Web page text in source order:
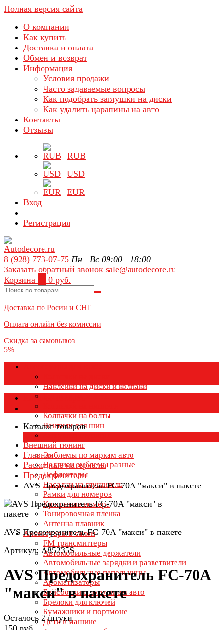
Полная версия сайта
О компании
Как купить
Доставка и оплата
Обмен и возврат
Информация
Условия продажи
Часто задаваемые вопросы
Как подобрать заглушки на диски
Как удалить царапины на авто
Контакты
Отзывы
RUB
USD
EUR
Вход
Регистрация
8 (928) 773-07-75 Пн—Вс 09:00—18:00
Заказать обратный звонок sale@autodecore.ru
Корзина
0 руб.
Доставка по Росии и СНГ
Оплата онлайн без комиссии
Скидка за самовывоз
5%
Наклейки на диски и колпаки
Колпаки на колеса
Колпачки на болты
Вентили для шин
Внешний тюнинг
Эмблемы по маркам авто
Надписи эмблемы разные
Дефлекторы
Насадки на глушитель
Рамки для номеров
Крепление номера
Тонировочная пленка
Антенна плавник
Аксессуары в салон
FM трансмиттеры
Автомобильные держатели
Автомобильные зарядки и разветвители
Автомобильные пепельницы
Ароматизаторы
Бейсболки с логотипом авто
Брелоки для ключей
Бумажники и портмоне
Дети в машине
Каталог товаров
Каталог товаров
Главная
Расходные материалы
Предохранители
AVS Предохранитель FC-70A "макси" в пакете
AVS Предохранитель FC-70A "макси" в пакете
Артикул: A85235S
AVS Предохранитель FC-70A
"макси" в пакете
Осталось 2 штуки
150 руб.